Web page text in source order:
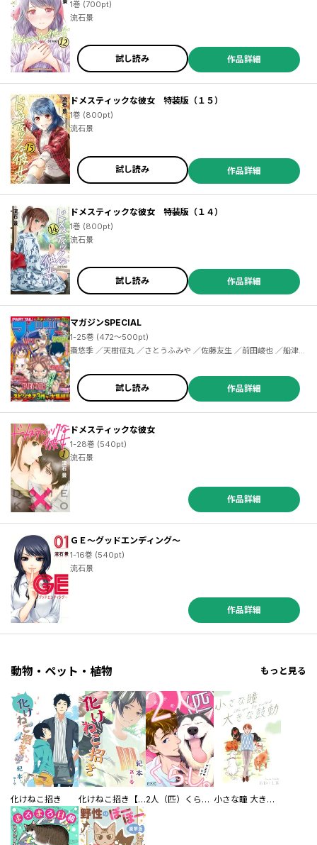
1巻 (700pt)
流石景
試し読み 作品詳細
ドメスティックな彼女 特装版（１５）
1巻 (800pt)
流石景
試し読み 作品詳細
ドメスティックな彼女 特装版（１４）
1巻 (800pt)
流石景
試し読み 作品詳細
マガジンSPECIAL
1-25巻 (472～500pt)
棗悠季 ／天樹征丸 ／さとうふみや ／佐藤友生 ／前田峻也 ／船津紳平 ／二駅ずい ／佐木飛朗斗 ／東直輝 ／真島ヒロ ／ＢＯＫＵ ／コージィ城倉 ／金城宗幸 ／芥瀬良せら ／千田大輔 ／上田敦夫 ／堂本裕貴 ／西原梨花 ／小林俊彦 ／七三太朗 ／川三番地 ／ＣＬＡＭＰ ／香椎さおり ／飯島浩介 ／氏家ト全 ／上野春生 ／中村ゆうひ ／梅山たらこ ／植野メグル ／加茂ユウジ ／鈴木央 ／中西達哉 ／牟田洸 ／安藤正基 ／廣田大地 ／京極夏彦 ／志水アキ ／森田俊平 ／瀬尾公治 ／安田剛士
試し読み 作品詳細
ドメスティックな彼女
1-28巻 (540pt)
流石景
作品詳細
ＧＥ～グッドエンディング～
1-16巻 (540pt)
流石景
作品詳細
動物・ペット・植物 もっと見る
化けねこ招き 化けねこ招き【描きおろし付合冊版】 2人（匹）くらし。 小さな瞳 大きな鼓動